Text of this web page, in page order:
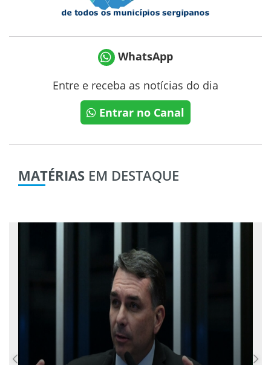
WhatsApp
Entre e receba as notícias do dia
Entrar no Canal
MATÉRIAS EM DESTAQUE